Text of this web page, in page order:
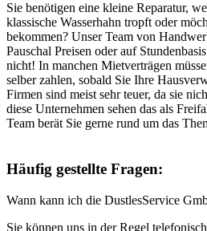
Sie benötigen eine kleine Reparatur,
klassische Wasserhahn tropft oder
bekommen? Unser Team von
Pauschal Preisen oder auf
nicht! In manchen Mietverträgen
selber zahlen, sobald Sie Ihre
Firmen sind meist sehr teuer, da sie
diese Unternehmen sehen das als
Team berät Sie gerne rund um das
Häufig gestellte Fragen:
Wann kann ich die DustlesService
Sie können uns in der Regel